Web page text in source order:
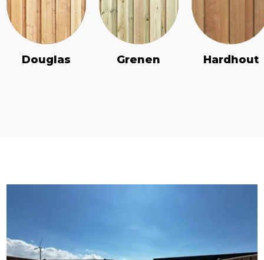
Douglas Grenen Hardhout